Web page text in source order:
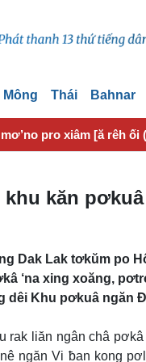
Mông Thái Bahnar
pro xiâm [ă rêh
khu kăn pơkuâ
Dak Lak tơkŭm po
‘na xing xoăng,
dêi Khu pơkuâ ngăn
rak liăn ngân châ
ngăn Vi ƀan kong